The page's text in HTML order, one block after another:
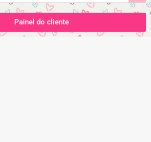
Painel do cliente